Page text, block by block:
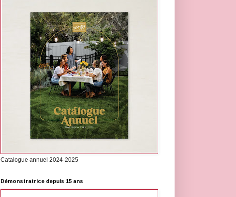
Catalogue annuel 2024-2025
Démonstratrice depuis 15 ans